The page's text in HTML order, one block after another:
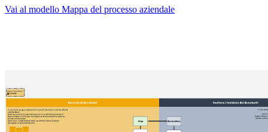
Vai al modello Mappa del processo aziendale